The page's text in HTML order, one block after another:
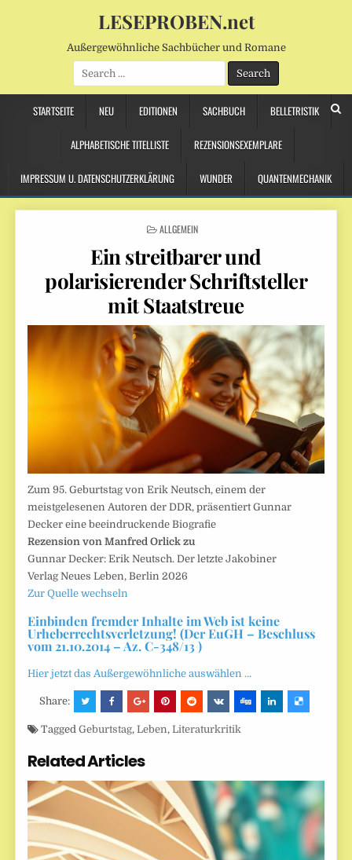
LESEPROBEN.net
Außergewöhnliche Sachbücher und Romane
Search
for:
STARTSEITE NEU EDITIONEN SACHBUCH BELLETRISTIK
ALPHABETISCHE TITELLISTE REZENSIONSEXEMPLARE
IMPRESSUM U. DATENSCHUTZERKLÄRUNG WUNDER QUANTENMECHANIK
POSTED
ALLGEMEIN
Ein streitbarer und
polarisierender Schriftsteller
mit Staatstreue
Zum 95. Geburtstag von Erik Neutsch, einem der
meistgelesenen Autoren der DDR, präsentiert Gunnar
Decker eine beeindruckende Biografie
Rezension von Manfred Orlick zu
Gunnar Decker: Erik Neutsch. Der letzte Jakobiner
Verlag Neues Leben, Berlin 2026
Zur Quelle wechseln
Einbinden fremder Inhalte im Web ist keine
Urheberrechtsverletzung! (Der EuGH – Beschluss
vom 21.10.2014 – Az. C-348/13 )
Hier jetzt das Außergewöhnliche auswählen …
Share:
TaggedGeburtstag,Leben,Literaturkritik
Related Articles